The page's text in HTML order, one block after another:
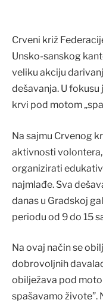
Crveni križ
Unsko-sanskog
veliku akciju
dešavanja. U
krvi pod motom
Na sajmu Crvenog
aktivnosti
organizirati
najmlađe. Sva
danas u Gradskoj
periodu od 9 do 15
Na ovaj način se
dobrovoljnih
obilježava pod
spašavamo živote”.